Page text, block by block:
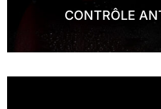
CONTRÔLE